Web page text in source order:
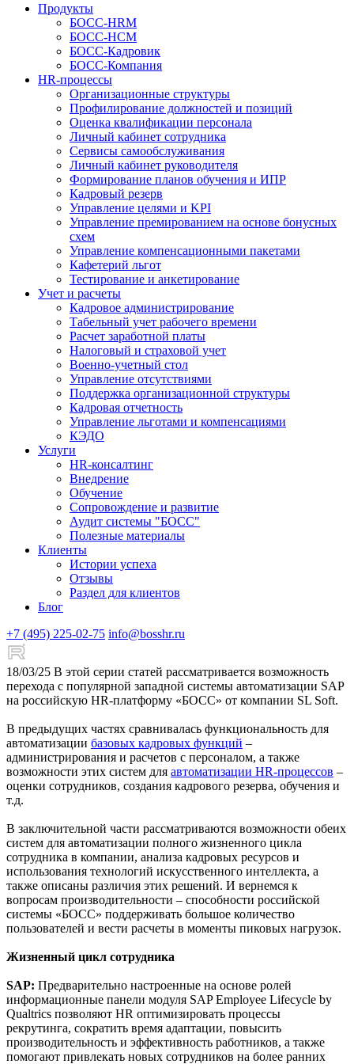
Продукты
БОСС-HRM
БОСС-HCM
БОСС-Кадровик
БОСС-Компания
HR-процессы
Организационные структуры
Профилирование должностей и позиций
Оценка квалификации персонала
Личный кабинет сотрудника
Сервисы самообслуживания
Личный кабинет руководителя
Формирование планов обучения и ИПР
Кадровый резерв
Управление целями и KPI
Управление премированием на основе бонусных
схем
Управление компенсационными пакетами
Кафетерий льгот
Тестирование и анкетирование
Учет и расчеты
Кадровое администрирование
Табельный учет рабочего времени
Расчет заработной платы
Налоговый и страховой учет
Военно-учетный стол
Управление отсутствиями
Поддержка организационной структуры
Кадровая отчетность
Управление льготами и компенсациями
КЭДО
Услуги
HR-консалтинг
Внедрение
Обучение
Сопровождение и развитие
Аудит системы "БОСС"
Полезные материалы
Клиенты
Истории успеха
Отзывы
Раздел для клиентов
Блог
+7 (495) 225-02-75 info@bosshr.ru
18/03/25 В этой серии статей рассматривается возможность
перехода с популярной западной системы автоматизации SAP
на российскую HR-платформу «БОСС» от компании SL Soft.
В предыдущих частях сравнивалась функциональность для
автоматизации базовых кадровых функций –
администрирования и расчетов с персоналом, а также
возможности этих систем для автоматизации HR-процессов –
оценки сотрудников, создания кадрового резерва, обучения и
т.д.
В заключительной части рассматриваются возможности обеих
систем для автоматизации полного жизненного цикла
сотрудника в компании, анализа кадровых ресурсов и
использования технологий искусственного интеллекта, а
также описаны различия этих решений. И вернемся к
вопросам производительности – способности российской
системы «БОСС» поддерживать большое количество
пользователей и вести расчеты в моменты пиковых нагрузок.
Жизненный цикл сотрудника
SAP: Предварительно настроенные на основе ролей
информационные панели модуля SAP Employee Lifecycle by
Qualtrics позволяют HR оптимизировать процессы
рекрутинга, сократить время адаптации, повысить
производительность и эффективность работников, а также
помогают привлекать новых сотрудников на более ранних